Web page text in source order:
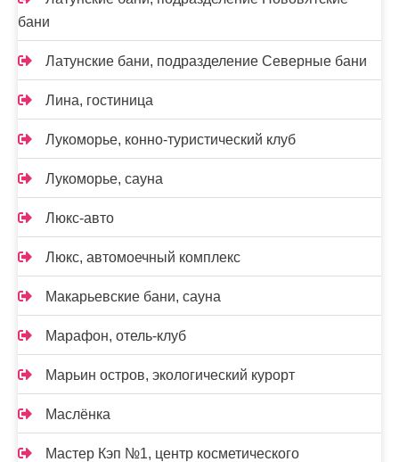
бани
Латунские бани, подразделение Северные бани
Лина, гостиница
Лукоморье, конно-туристический клуб
Лукоморье, сауна
Люкс-авто
Люкс, автомоечный комплекс
Макарьевские бани, сауна
Марафон, отель-клуб
Марьин остров, экологический курорт
Маслёнка
Мастер Кэп №1, центр косметического